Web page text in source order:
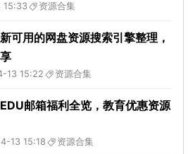
15:33 资源合集
可用的网盘资源搜索引擎整理，
13 15:22 资源合集
邮箱福利全览，教育优惠资源
13 15:18 资源合集